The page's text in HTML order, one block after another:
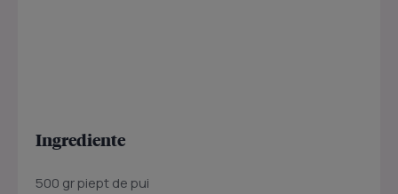
Ingrediente
500 gr piept de pui